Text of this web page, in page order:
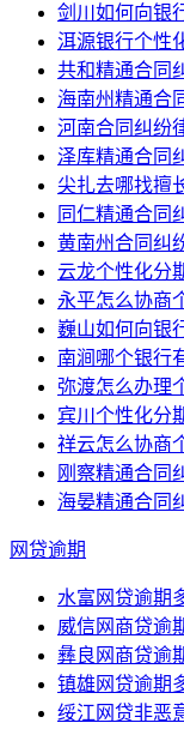
剑川如何向银
洱源银行个性
共和精通合同
海南州精通合
河南合同纠纷
泽库精通合同
尖扎去哪找擅
同仁精通合同
黄南州合同纠
云龙个性化分
永平怎么协商
巍山如何向银
南涧哪个银行
弥渡怎么办理
宾川个性化分
祥云怎么协商
刚察精通合同
海晏精通合同
网贷逾期
水富网贷逾期
威信网商贷逾
彝良网商贷逾
镇雄网贷逾期
绥江网贷非恶